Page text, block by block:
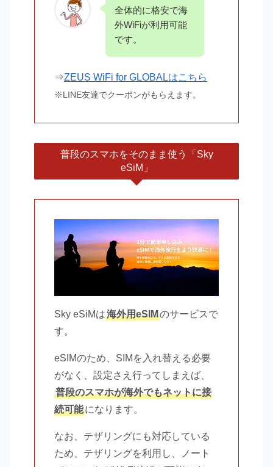
全体的に格安で海
外WiFiが利用可能
です。
⇒ZEUS WiFi for GLOBALはこちら
※LINE友達でクーポンがもらえます。
普段のスマホをそのまま使う「Sky
eSiM」
Sky eSiMは海外用eSIMのサービスで
す。
eSIMのため、SIMを入れ替える必要
がなく、設定さえ行ってしまえば、
普段のスマホが海外でもネットに接
続可能になります。
なお、テザリングにも対応している
ため、テザリングを利用し、ノート